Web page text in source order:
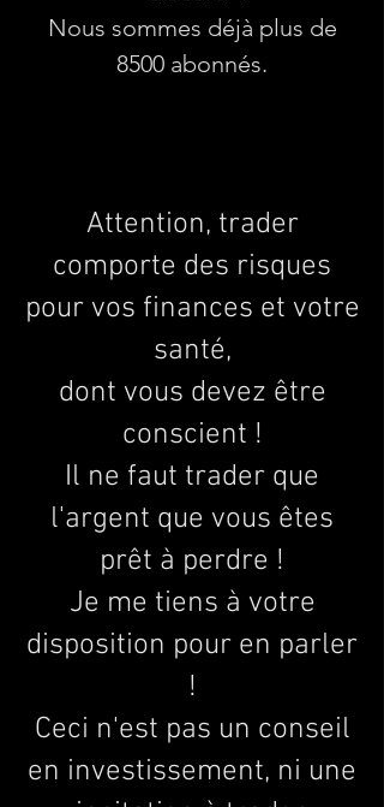
Nous sommes déjà plus de
8500 abonnés.
Attention, trader
comporte des risques
pour vos finances et votre
santé,
dont vous devez être
conscient !
Il ne faut trader que
l'argent que vous êtes
prêt à perdre !
Je me tiens à votre
disposition pour en parler
!
Ceci n'est pas un conseil
en investissement, ni une